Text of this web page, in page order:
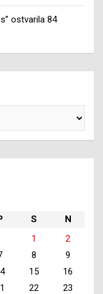
ostvarila 84
S
N
1
2
8
9
15
16
22
23